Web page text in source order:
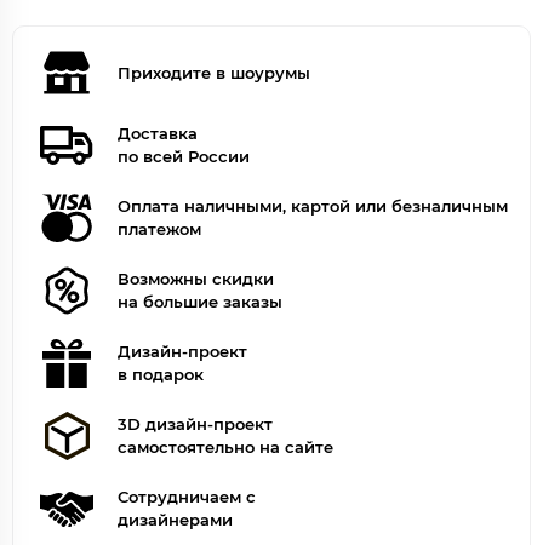
Приходите в шоурумы
Доставка
по всей России
Оплата наличными, картой или безналичным
платежом
Возможны скидки
на большие заказы
Дизайн-проект
в подарок
3D дизайн-проект
самостоятельно на сайте
Сотрудничаем с
дизайнерами